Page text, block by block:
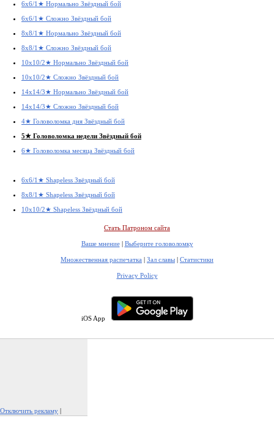
6x6/1★ Нормально Звёздный бой
6x6/1★ Сложно Звёздный бой
8x8/1★ Нормально Звёздный бой
8x8/1★ Сложно Звёздный бой
10x10/2★ Нормально Звёздный бой
10x10/2★ Сложно Звёздный бой
14x14/3★ Нормально Звёздный бой
14x14/3★ Сложно Звёздный бой
4★ Головоломка дня Звёздный бой
5★ Головоломка недели Звёздный бой
6★ Головоломка месяца Звёздный бой
6x6/1★ Shapeless Звёздный бой
8x8/1★ Shapeless Звёздный бой
10x10/2★ Shapeless Звёздный бой
Стать Патроном сайта
Ваше мнение| Выберите головоломку
Множественная распечатка | Зал славы | Статистики
Privacy Policy
iOS App
Отключить рекламу |